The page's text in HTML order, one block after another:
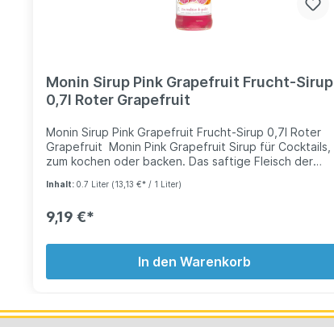
Monin Sirup Pink Grapefruit Frucht-Sirup
0,7l Roter Grapefruit
Monin Sirup Pink Grapefruit Frucht-Sirup 0,7l Roter
Grapefruit Monin Pink Grapefruit Sirup für Cocktails,
zum kochen oder backen. Das saftige Fleisch der
Geschmack und einen angenehmen Geruch bekannt.
Aroma von MONIN Sirup Pink Grapefruit verleiht
selbst MONIN Sirup Pink Grapefruit!
Inhalt: 0.7 Liter (13,13 €* / 1 Liter)
9,19 €*
In den Warenkorb